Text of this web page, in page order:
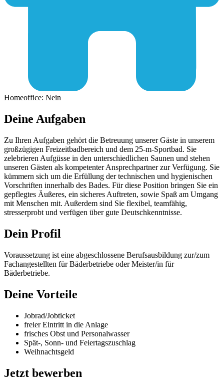
Homeoffice: Nein
Deine Aufgaben
Zu Ihren Aufgaben gehört die Betreuung unserer Gäste in unserem
großzügigen Freizeitbadbereich und dem 25-m-Sportbad. Sie
zelebrieren Aufgüsse in den unterschiedlichen Saunen und stehen
unseren Gästen als kompetenter Ansprechpartner zur Verfügung. Sie
kümmern sich um die Erfüllung der technischen und hygienischen
Vorschriften innerhalb des Bades. Für diese Position bringen Sie ein
gepflegtes Äußeres, ein sicheres Auftreten, sowie Spaß am Umgang
mit Menschen mit. Außerdem sind Sie flexibel, teamfähig,
stresserprobt und verfügen über gute Deutschkenntnisse.
Dein Profil
Voraussetzung ist eine abgeschlossene Berufsausbildung zur/zum
Fachangestellten für Bäderbetriebe oder Meister/in für
Bäderbetriebe.
Deine Vorteile
Jobrad/Jobticket
freier Eintritt in die Anlage
frisches Obst und Personalwasser
Spät-, Sonn- und Feiertagszuschlag
Weihnachtsgeld
Jetzt bewerben